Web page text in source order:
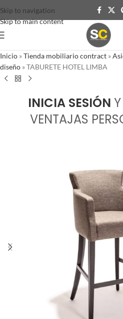
Skip to navigation
Skip to main content
Inicio »Tienda mobiliario contract »
diseño »TABURETE HOTEL LIMBA
INICIA SESIÓN
VENTAJAS